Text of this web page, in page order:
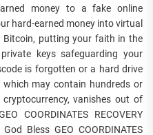
money to a fake online
hard-earned money into virtual
Bitcoin, putting your faith in the
keys safeguarding your
is forgotten or a hard drive
may contain hundreds or
vanishes out of
COORDINATES RECOVERY
Bless GEO COORDINATES